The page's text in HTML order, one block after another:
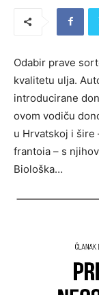
Odabir prave
kvalitetu ulja.
introducirane
ovom vodiču
u Hrvatskoj i šire
frantoia – s
Biološka…